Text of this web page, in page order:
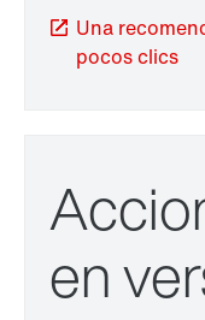
Una
pocos clics
en